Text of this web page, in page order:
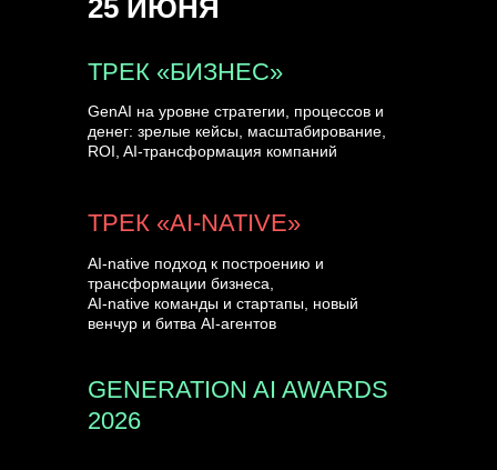
ТРЕК «БИЗНЕС»
GENERATION AI AWARDS
2026
GenAI на уровне стратегии, процессов и
денег: зрелые кейсы, масштабирование,
ROI, AI-трансформация компаний
AI-native подход к построению и
трансформации бизнеса,
AI-native команды и стартапы, новый
венчур и битва AI-агентов
ТРЕК «AI-NATIVE»
25 ИЮНЯ
УЗНАТЬ БОЛЬШЕ